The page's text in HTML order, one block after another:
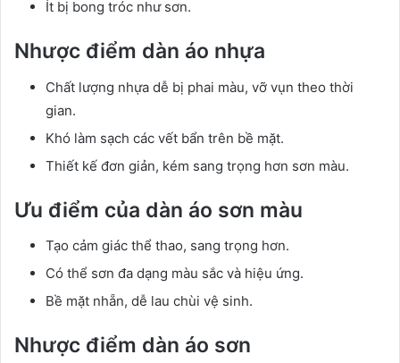
Ít bị bong tróc như sơn.
Nhược điểm dàn áo nhựa
Chất lượng nhựa dễ bị phai màu, vỡ vụn theo thời
gian.
Khó làm sạch các vết bẩn trên bề mặt.
Thiết kế đơn giản, kém sang trọng hơn sơn màu.
Ưu điểm của dàn áo sơn màu
Tạo cảm giác thể thao, sang trọng hơn.
Có thể sơn đa dạng màu sắc và hiệu ứng.
Bề mặt nhẵn, dễ lau chùi vệ sinh.
Nhược điểm dàn áo sơn